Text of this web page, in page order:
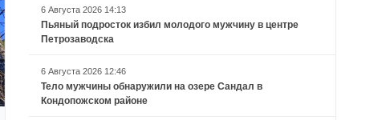
6 Августа 2026 14:13
Пьяный подросток избил молодого мужчину в центре
Петрозаводска
6 Августа 2026 12:46
Тело мужчины обнаружили на озере Сандал в
Кондопожском районе